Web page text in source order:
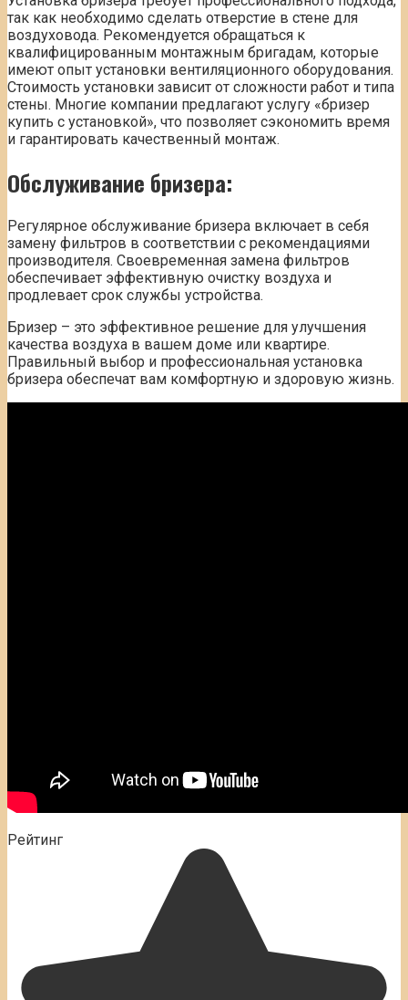
так как необходимо сделать отверстие в стене для
воздуховода. Рекомендуется обращаться к
квалифицированным монтажным бригадам, которые
имеют опыт установки вентиляционного оборудования.
Стоимость установки зависит от сложности работ и типа
стены. Многие компании предлагают услугу «бризер
купить с установкой», что позволяет сэкономить время
и гарантировать качественный монтаж.
Обслуживание бризера:
Регулярное обслуживание бризера включает в себя
замену фильтров в соответствии с рекомендациями
производителя. Своевременная замена фильтров
обеспечивает эффективную очистку воздуха и
продлевает срок службы устройства.
Бризер – это эффективное решение для улучшения
качества воздуха в вашем доме или квартире.
Правильный выбор и профессиональная установка
бризера обеспечат вам комфортную и здоровую жизнь.
Рейтинг